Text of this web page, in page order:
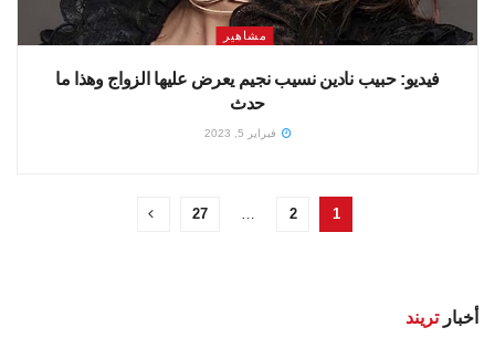
مشاهير
فيديو: حبيب نادين نسيب نجيم يعرض عليها الزواج وهذا ما
حدث
فبراير 5, 2023
1
2
…
27
أخبارتريند